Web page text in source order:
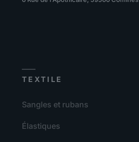
TEXTILE
Sangles et rubans
Élastiques